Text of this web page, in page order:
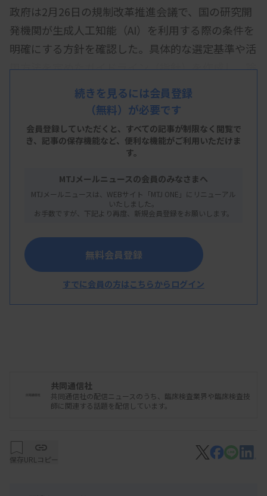
政府は2月26日の規制改革推進会議で、国の研究開
発機関が生成人工知能（AI）を利用する際の条件を
明確にする方針を確認した。具体的な選定基準や活
用方法を定めたガイドライン（指針）を作成し、論
文の翻訳や校正、プログラミングなど多様な分野で
活用を促進することを目指す。
国の研究開発機関には高度なセキュリティー対策な
どが求められるが、現状では具体的な内容が不明瞭
各機関に対して法的根拠のない許可申請など過剰な
負担を求めないように要求する。
の書類を自動作成できる環境整備の支援や、がん治
療を巡る医療機関のデータベースを拡充するための
支援策も言及された。
続きを見るには会員登録
（無料）が必要です
会員登録していただくと、すべての記事が制限なく閲覧で
き、 記事の保存機能など、便利な機能がご利用いただけま
す。
MTJメールニュースの会員のみなさまへ
MTJメールニュースは、WEBサイト「MTJ ONE」にリニューアル
いたしました。
お手数ですが、下記より再度、新規会員登録をお願いします。
無料会員登録
すでに会員の方はこちらからログイン
共同通信社
共同通信社の配信ニュースのうち、臨床検査業界や臨床検査技
師に関連する話題を配信しています。
保存URLコピー